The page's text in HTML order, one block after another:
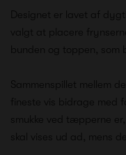
Designet er lavet af
valgt at placere
bunden og toppen,
Sammenspillet mellem
fineste vis bidrage med
smukke ved tæpperne
skal vises ud ad, mens